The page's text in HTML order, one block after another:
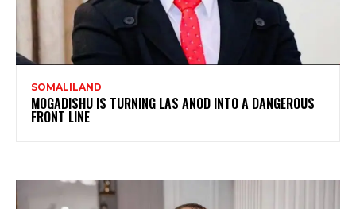
SOMALILAND
MOGADISHU IS TURNING LAS ANOD INTO A DANGEROUS
FRONT LINE